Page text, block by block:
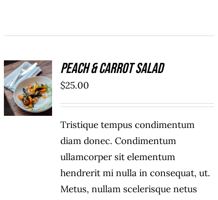
ADD TO
CART
/
DÉTAILS
Peach & Carrot Salad
$25.00
Tristique tempus condimentum
diam donec. Condimentum
ullamcorper sit elementum
hendrerit mi nulla in consequat, ut.
Metus, nullam scelerisque netus